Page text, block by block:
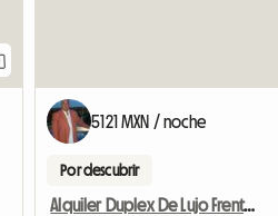
5121 MXN / noche
Por descubrir
Alquiler Duplex De Lujo Frente Al Mar Chilches Castellon